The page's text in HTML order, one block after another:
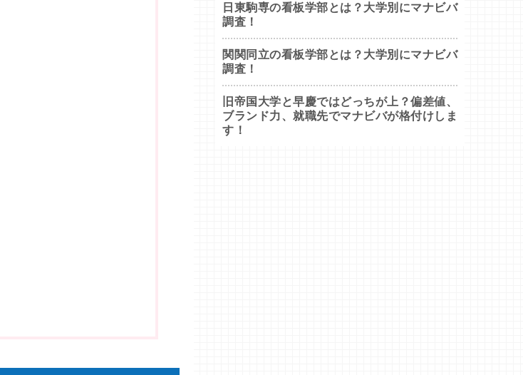
日東駒専の看板学部とは？大学別にマナビバ
調査！
関関同立の看板学部とは？大学別にマナビバ
調査！
旧帝国大学と早慶ではどっちが上？偏差値、
ブランド力、就職先でマナビバが格付けしま
す！